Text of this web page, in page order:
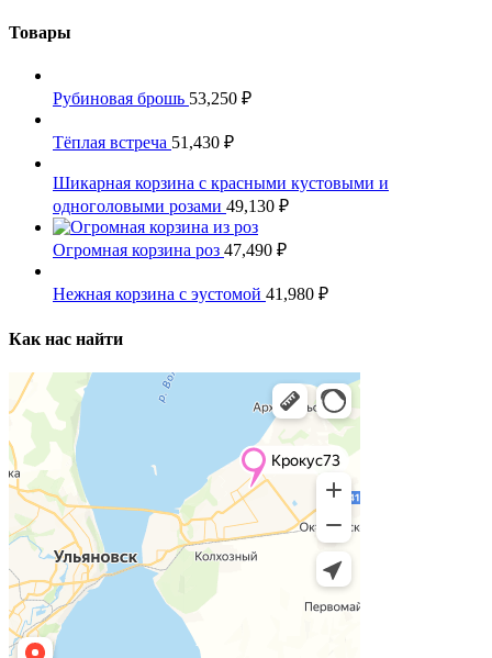
Товары
Рубиновая брошь 53,250 ₽
Тёплая встреча 51,430 ₽
Шикарная корзина с красными кустовыми и
одноголовыми розами 49,130 ₽
Огромная корзина роз 47,490 ₽
Нежная корзина с эустомой 41,980 ₽
Как нас найти